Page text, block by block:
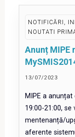
informare
CERV"
NOTIFICĂRI,
NOUTATI
Anunț MIPE
13/07/2023
MIPE a anunțat
19:00-21:00,
mentenanță/
aferente